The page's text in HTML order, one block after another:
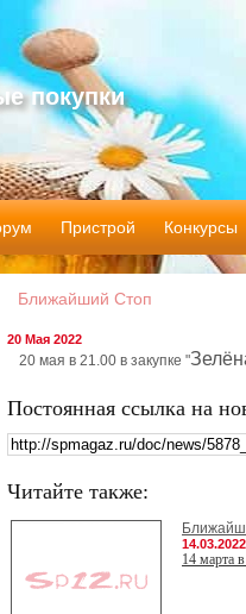
покупки
Пристрой Конкурсы
Ближайший Стоп
20 Мая 2022
20 мая в 21.00 в закупке "
Постоянная ссылка на
Читайте также:
14.03.2022
14 марта